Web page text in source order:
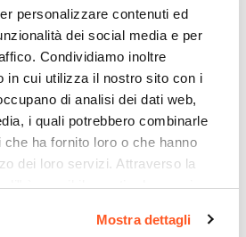
personalizzare contenuti ed
dei social media e per
Condividiamo inoltre
in cui utilizza il nostro sito con i
di analisi dei dati web,
i quali potrebbero combinarle
ha fornito loro o che hanno
dei loro servizi. Attraverso la
è possibile gestire le proprie
informazioni si invita a leggere la
Mostra dettagli
ΔT 50°
CODICE: AGV-8VCT
Mobile bagno sospeso 80
cm con top verde cemento
- Agave
€ 149,00